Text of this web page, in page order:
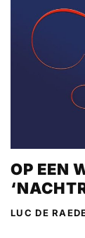
OP EEN
LUC DE